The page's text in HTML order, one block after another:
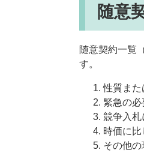
随意
随意契約一覧
す。
性質また
緊急の必
競争入札
時価に比
その他の